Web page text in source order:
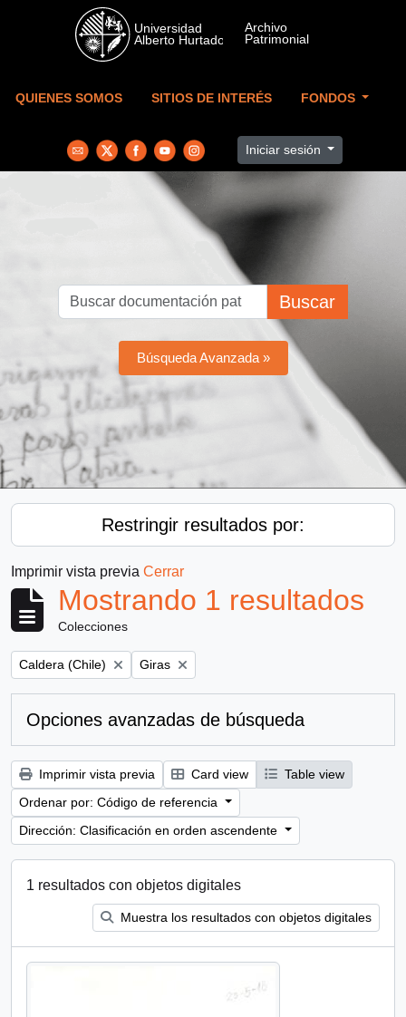
Skip to main content
QUIENES SOMOS SITIOS DE INTERÉS FONDOS
Iniciar sesión
Buscar
Búsqueda Avanzada »
Restringir resultados por:
Imprimir vista previa Cerrar
Mostrando 1 resultados
Colecciones
Remove filter:
Caldera (Chile) Remove filter:
Giras
Opciones avanzadas de búsqueda
Imprimir vista previa Card view
Table view
Ordenar por: Código de referencia
Dirección: Clasificación en orden ascendente
1 resultados con objetos digitales
Muestra los resultados con objetos digitales